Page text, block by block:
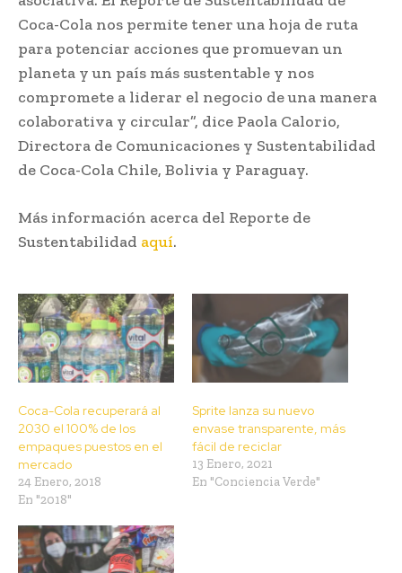
Coca-Cola nos permite tener una hoja de ruta
para potenciar acciones que promuevan un
planeta y un país más sustentable y nos
compromete a liderar el negocio de una manera
colaborativa y circular”, dice Paola Calorio,
Directora de Comunicaciones y Sustentabilidad
de Coca-Cola Chile, Bolivia y Paraguay.
Más información acerca del Reporte de
Sustentabilidad aquí.
Coca-Cola recuperará al
2030 el 100% de los
empaques puestos en el
mercado
24 Enero, 2018
En "2018"
Sprite lanza su nuevo
envase transparente, más
fácil de reciclar
13 Enero, 2021
En "Conciencia Verde"